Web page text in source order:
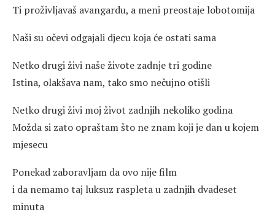
Ti proživljavaš avangardu, a meni preostaje lobotomija
Naši su očevi odgajali djecu koja će ostati sama
Netko drugi živi naše živote zadnje tri godine
Istina, olakšava nam, tako smo nečujno otišli
Netko drugi živi moj život zadnjih nekoliko godina
Možda si zato opraštam što ne znam koji je dan u kojem
mjesecu
Ponekad zaboravljam da ovo nije film
i da nemamo taj luksuz raspleta u zadnjih dvadeset
minuta